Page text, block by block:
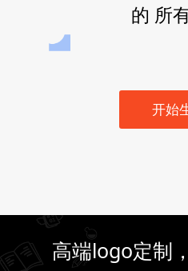
的 所
开始
高端logo定制